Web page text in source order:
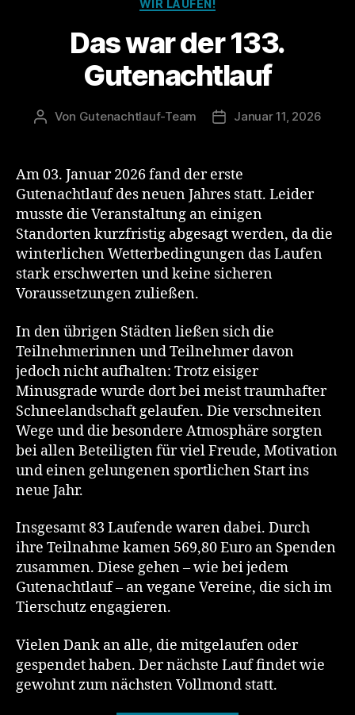
WIR LAUFEN!
Das war der 133.
Gutenachtlauf
Beitragsautor
Von Gutenachtlauf-Team Januar 11, 2026
Am 03. Januar 2026 fand der erste
Gutenachtlauf des neuen Jahres statt. Leider
musste die Veranstaltung an einigen
Standorten kurzfristig abgesagt werden, da die
winterlichen Wetterbedingungen das Laufen
stark erschwerten und keine sicheren
Voraussetzungen zuließen.
In den übrigen Städten ließen sich die
Teilnehmerinnen und Teilnehmer davon
jedoch nicht aufhalten: Trotz eisiger
Minusgrade wurde dort bei meist traumhafter
Schneelandschaft gelaufen. Die verschneiten
Wege und die besondere Atmosphäre sorgten
bei allen Beteiligten für viel Freude, Motivation
und einen gelungenen sportlichen Start ins
neue Jahr.
Insgesamt 83 Laufende waren dabei. Durch
ihre Teilnahme kamen 569,80 Euro an Spenden
zusammen. Diese gehen – wie bei jedem
Gutenachtlauf – an vegane Vereine, die sich im
Tierschutz engagieren.
Vielen Dank an alle, die mitgelaufen oder
gespendet haben. Der nächste Lauf findet wie
gewohnt zum nächsten Vollmond statt.